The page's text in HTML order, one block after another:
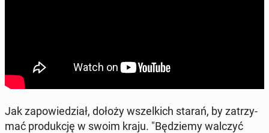
Jak za­po­wie­dział, dołoży wszel­kich starań, by za­trzy­
mać pro­duk­cję w swoim kraju. "Bę­dzie­my walczyć